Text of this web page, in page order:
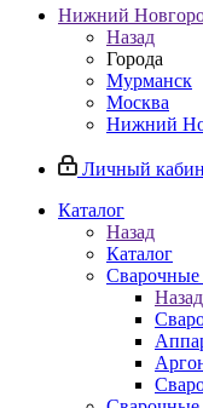
Нижний
Назад
Города
Мурманск
Москва
Нижний
Личный
Каталог
Назад
Каталог
Сварочные
Назад